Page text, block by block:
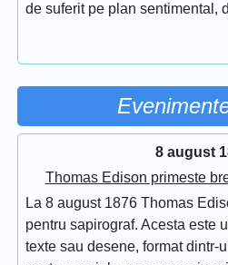
de suferit pe plan sentimental,
8 august
Thomas Edison primeste
La 8 august 1876 Thomas
pentru sapirograf. Acesta este
texte sau desene, format dintr-